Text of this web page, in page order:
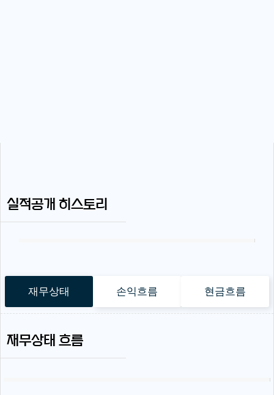
실적공개 히스토리
재무상태 손익흐름 현금흐름
재무상태 흐름